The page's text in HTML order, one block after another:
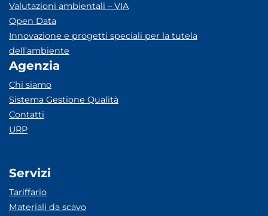
Valutazioni ambientali – VIA
Open Data
Innovazione e progetti speciali per la tutela
dell’ambiente
Agenzia
Chi siamo
Sistema Gestione Qualità
Contatti
URP
Servizi
Tariffario
Materiali da scavo